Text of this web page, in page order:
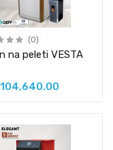
(0)
na peleti VESTA
104,640.00